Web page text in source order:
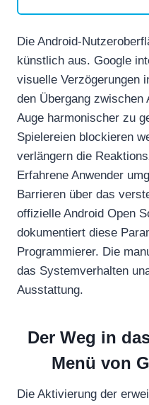
Die Android-
künstlich aus. Google
visuelle Verzögerungen
den Übergang
Auge harmonischer zu
Spielereien blockieren
verlängern die
Erfahrene Anwender
Barrieren über das
offizielle Android Open
dokumentiert diese
Programmierer. Die
das Systemverhalten
Ausstattung.
Der Weg in
Menü von
Die Aktivierung der